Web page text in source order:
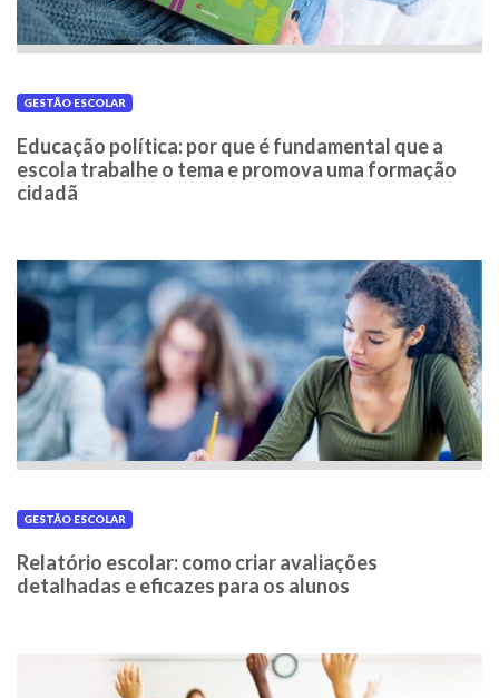
GESTÃO ESCOLAR
Educação política: por que é fundamental que a
escola trabalhe o tema e promova uma formação
cidadã
GESTÃO ESCOLAR
Relatório escolar: como criar avaliações
detalhadas e eficazes para os alunos